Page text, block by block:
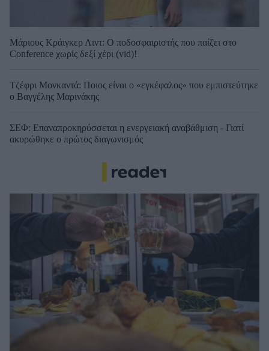
Μάριους Κράιγκερ Λιντ: Ο ποδοσφαιριστής που παίζει στο
Conference χωρίς δεξί χέρι (vid)!
Τζέφρι Μονκαντά: Ποιος είναι ο «εγκέφαλος» που εμπιστεύτηκε
ο Βαγγέλης Μαρινάκης
ΣΕΦ: Επαναπροκηρύσσεται η ενεργειακή αναβάθμιση - Γιατί
ακυρώθηκε ο πρώτος διαγωνισμός